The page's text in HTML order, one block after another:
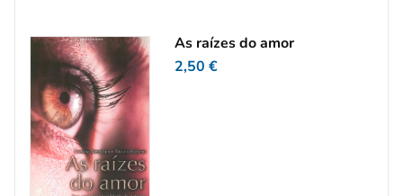
As raízes do amor
2,50 €